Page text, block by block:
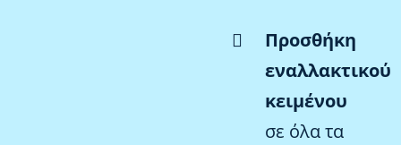
Προσθήκη
εναλλακτικού
κειμένου
σε όλα τα